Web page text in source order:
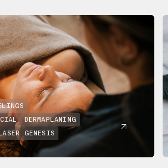
DERMAPLANING
GENESIS